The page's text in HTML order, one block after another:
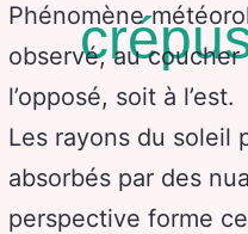
Phénomène
observé, au coucher
l’opposé, soit à l’est.
Les rayons du soleil
absorbés par des
perspective forme